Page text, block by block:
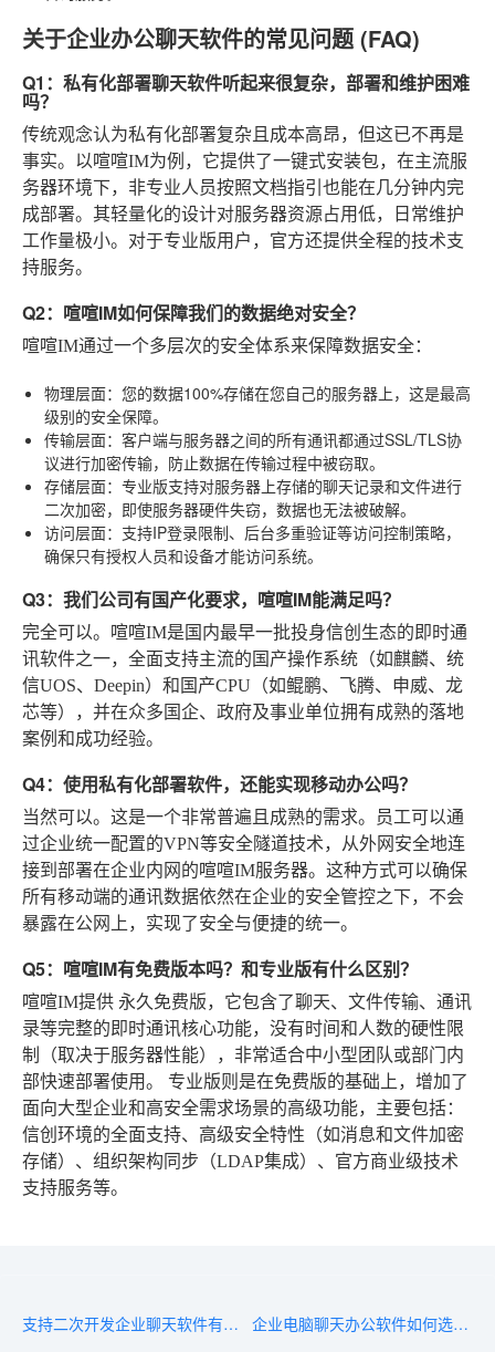
关于企业办公聊天软件的常见问题 (FAQ)
Q1：私有化部署聊天软件听起来很复杂，部署和维护困难
吗？
传统观念认为私有化部署复杂且成本高昂，但这已不再是
事实。以喧喧IM为例，它提供了一键式安装包，在主流服
务器环境下，非专业人员按照文档指引也能在几分钟内完
成部署。其轻量化的设计对服务器资源占用低，日常维护
工作量极小。对于专业版用户，官方还提供全程的技术支
持服务。
Q2：喧喧IM如何保障我们的数据绝对安全？
喧喧IM通过一个多层次的安全体系来保障数据安全：
物理层面：您的数据100%存储在您自己的服务器上，这是最高
级别的安全保障。
传输层面：客户端与服务器之间的所有通讯都通过SSL/TLS协
议进行加密传输，防止数据在传输过程中被窃取。
存储层面：专业版支持对服务器上存储的聊天记录和文件进行
二次加密，即使服务器硬件失窃，数据也无法被破解。
访问层面：支持IP登录限制、后台多重验证等访问控制策略，
确保只有授权人员和设备才能访问系统。
Q3：我们公司有国产化要求，喧喧IM能满足吗？
完全可以。喧喧IM是国内最早一批投身信创生态的即时通
讯软件之一，全面支持主流的国产操作系统（如麒麟、统
信UOS、Deepin）和国产CPU（如鲲鹏、飞腾、申威、龙
芯等），并在众多国企、政府及事业单位拥有成熟的落地
案例和成功经验。
Q4：使用私有化部署软件，还能实现移动办公吗？
当然可以。这是一个非常普遍且成熟的需求。员工可以通
过企业统一配置的VPN等安全隧道技术，从外网安全地连
接到部署在企业内网的喧喧IM服务器。这种方式可以确保
所有移动端的通讯数据依然在企业的安全管控之下，不会
暴露在公网上，实现了安全与便捷的统一。
Q5：喧喧IM有免费版本吗？和专业版有什么区别？
喧喧IM提供 永久免费版，它包含了聊天、文件传输、通讯
录等完整的即时通讯核心功能，没有时间和人数的硬性限
制（取决于服务器性能），非常适合中小型团队或部门内
部快速部署使用。 专业版则是在免费版的基础上，增加了
面向大型企业和高安全需求场景的高级功能，主要包括：
信创环境的全面支持、高级安全特性（如消息和文件加密
存储）、组织架构同步（LDAP集成）、官方商业级技术
支持服务等。
支持二次开发企业聊天软件有哪些？附开源社区与API服务商合集
企业电脑聊天办公软件如何选择？提升桌面端工作效率